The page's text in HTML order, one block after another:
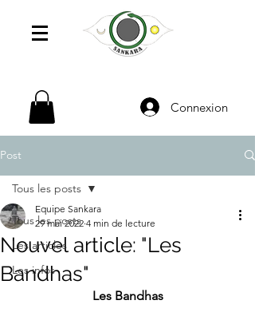
Connexion
Post
Tous les posts
Les articles
Les infos
Tous les posts
Nouvel article: "Les
Bandhas"
Equipe Sankara
29 mai 2022 4 min de lecture
Les Bandhas